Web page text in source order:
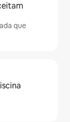
que